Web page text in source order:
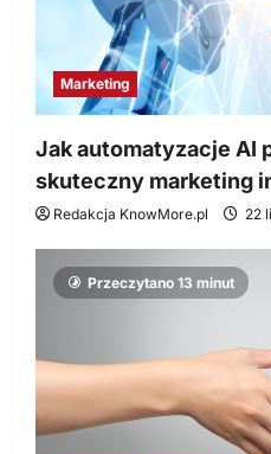
Marketing
Jak automatyzacje AI
skuteczny marketing
Redakcja KnowMore.pl 22
Przeczytano 13 minut